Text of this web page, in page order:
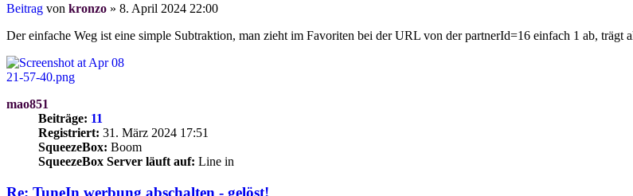
Beitrag von kronzo » 8. April 2024 22:00
Der einfache Weg ist eine simple Subtraktion, man zieht im Favoriten bei der URL von der partnerId=16 einfach 1 ab, trägt
mao851
Beiträge: 11
Registriert: 31. März 2024 17:51
SqueezeBox: Boom
SqueezeBox Server läuft auf: Line in
Re: TuneIn werbung abschalten - gelöst!